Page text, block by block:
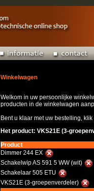
Winkelwagen
Welkom in uw persoonlijke
producten in de winkelwagen
Bent u klaar met uw bestelling,
Het product: VKS21E (3-
Product
Dimmer 244 EX
Schakelwip AS 591 5 WW (wit)
Schakelaar 505 ETU
VKS21E (3-groepenverdeler)